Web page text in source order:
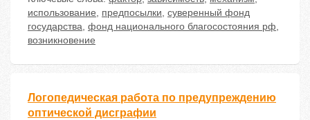
использование, предпосылки, суверенный фонд
государства, фонд национального благосостояния рф,
возникновение
Логопедическая работа по предупреждению
оптической дисграфии